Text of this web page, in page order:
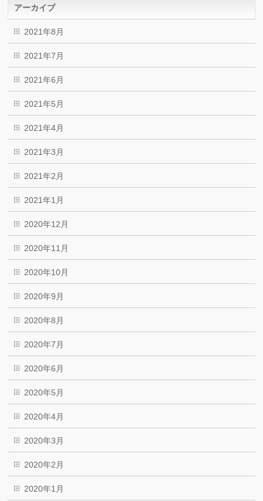
アーカイブ
2021年8月
2021年7月
2021年6月
2021年5月
2021年4月
2021年3月
2021年2月
2021年1月
2020年12月
2020年11月
2020年10月
2020年9月
2020年8月
2020年7月
2020年6月
2020年5月
2020年4月
2020年3月
2020年2月
2020年1月